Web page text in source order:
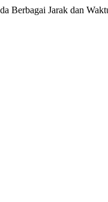
Berbagai Jarak dan